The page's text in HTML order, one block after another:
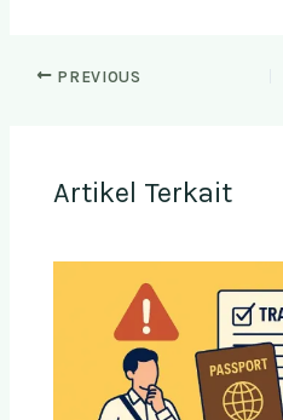
PREVIOUS
Artikel Terkait